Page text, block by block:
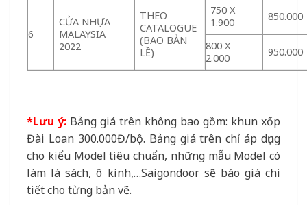
6
CỬA NHỰA
MALAYSIA
2022
THEO
CATALOGUE
(BAO BẢN
LỀ)
750 X
1.900
850.000
800 X
2.000
950.000
*Lưu ý: Bảng giá trên không bao gồm: khun xốp
Đài Loan 300.000Đ/bộ. Bảng giá trên chỉ áp dụng
cho kiểu Model tiêu chuẩn, những mẫu Model có
làm lá sách, ô kính,…Saigondoor sẽ báo giá chi
tiết cho từng bản vẽ.